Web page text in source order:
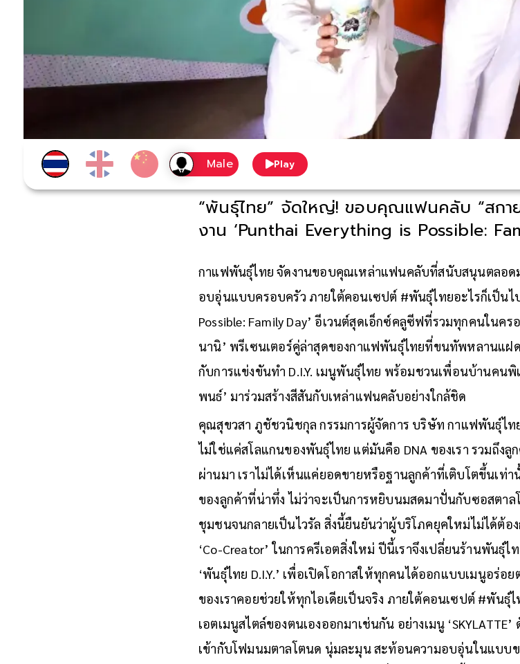
Play
“พันธุ์ไทย” จัดใหญ่! ขอบคุณแฟนคลับ “สกา
งาน ‘Punthai Everything is Possible:
กาแฟพันธุ์ไทย จัดงานขอบคุณเหล่าแฟนคลับที่สนับสนุนตลอด
อบอุ่นแบบครอบครัว ภายใต้คอนเซปต์ #พันธุ์ไทยอะไรก็เป็นไ
Possible: Family Day’ อีเวนต์สุดเอ็กซ์คลูซีฟที่รวมทุกคนในค
นานิ’ พรีเซนเตอร์คู่ล่าสุดของกาแฟพันธุ์ไทยที่ขนทัพหลานแฝด
กับการแข่งขันทำ D.I.Y. เมนูพันธุ์ไทย พร้อมชวนเพื่อนบ้านคนพิ
พนธ์’ มาร่วมสร้างสีสันกับเหล่าแฟนคลับอย่างใกล้ชิด
คุณสุขวสา ภูชัชวนิชกุล กรรมการผู้จัดการ บริษัท กาแฟพันธุ์ไทย
ไม่ใช่แค่สโลแกนของพันธุ์ไทย แต่มันคือ DNA ของเรา รวมถึงลู
ผ่านมา เราไม่ได้เห็นแค่ยอดขายหรือฐานลูกค้าที่เติบโตขึ้นเท่า
ของลูกค้าที่น่าทึ่ง ไม่ว่าจะเป็นการหยิบนมสดมาปั่นกับซอสตา
ชุมชนจนกลายเป็นไวรัล สิ่งนี้ยืนยันว่าผู้บริโภคยุคใหม่ไม่ได้ต้อง
‘Co-Creator’ ในการครีเอตสิ่งใหม่ ปีนี้เราจึงเปลี่ยนร้านพัน
‘พันธุ์ไทย D.I.Y.’ เพื่อเปิดโอกาสให้ทุกคนได้ออกแบบเมนูอร่อ
ของเราคอยช่วยให้ทุกไอเดียเป็นจริง ภายใต้คอนเซปต์ #พันธุ์
เอตเมนูสไตล์ของตนเองออกมาเช่นกัน อย่างเมนู
เข้ากับโฟมนมตาลโตนด นุ่มละมุน สะท้อนความอบอุ่นในแบบข